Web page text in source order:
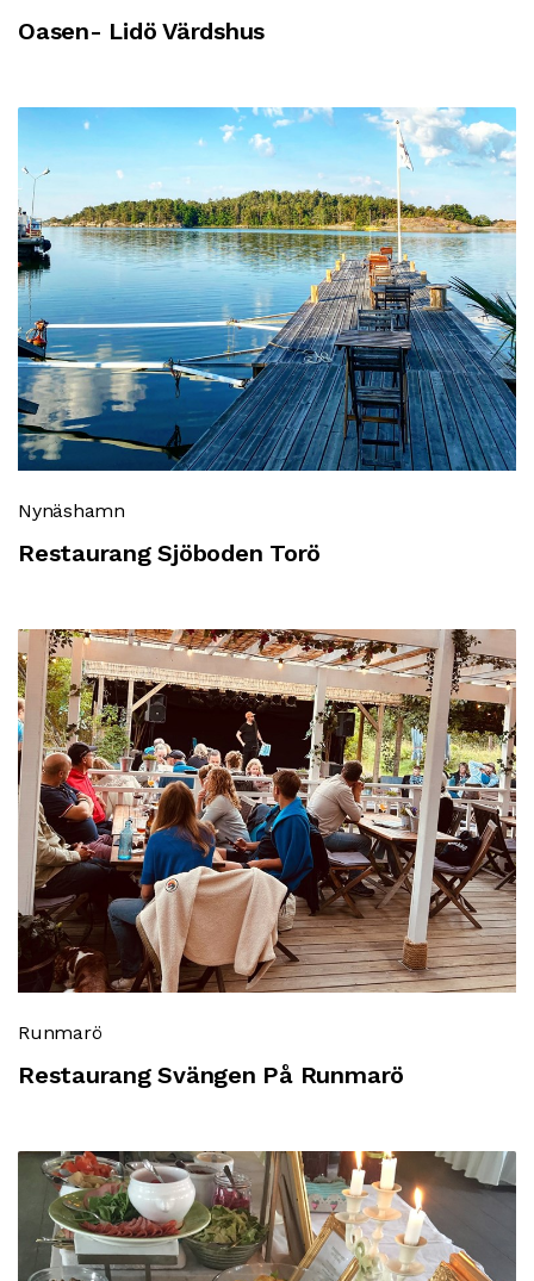
Oasen- Lidö Värdshus
Nynäshamn
Restaurang Sjöboden Torö
Runmarö
Restaurang Svängen På Runmarö